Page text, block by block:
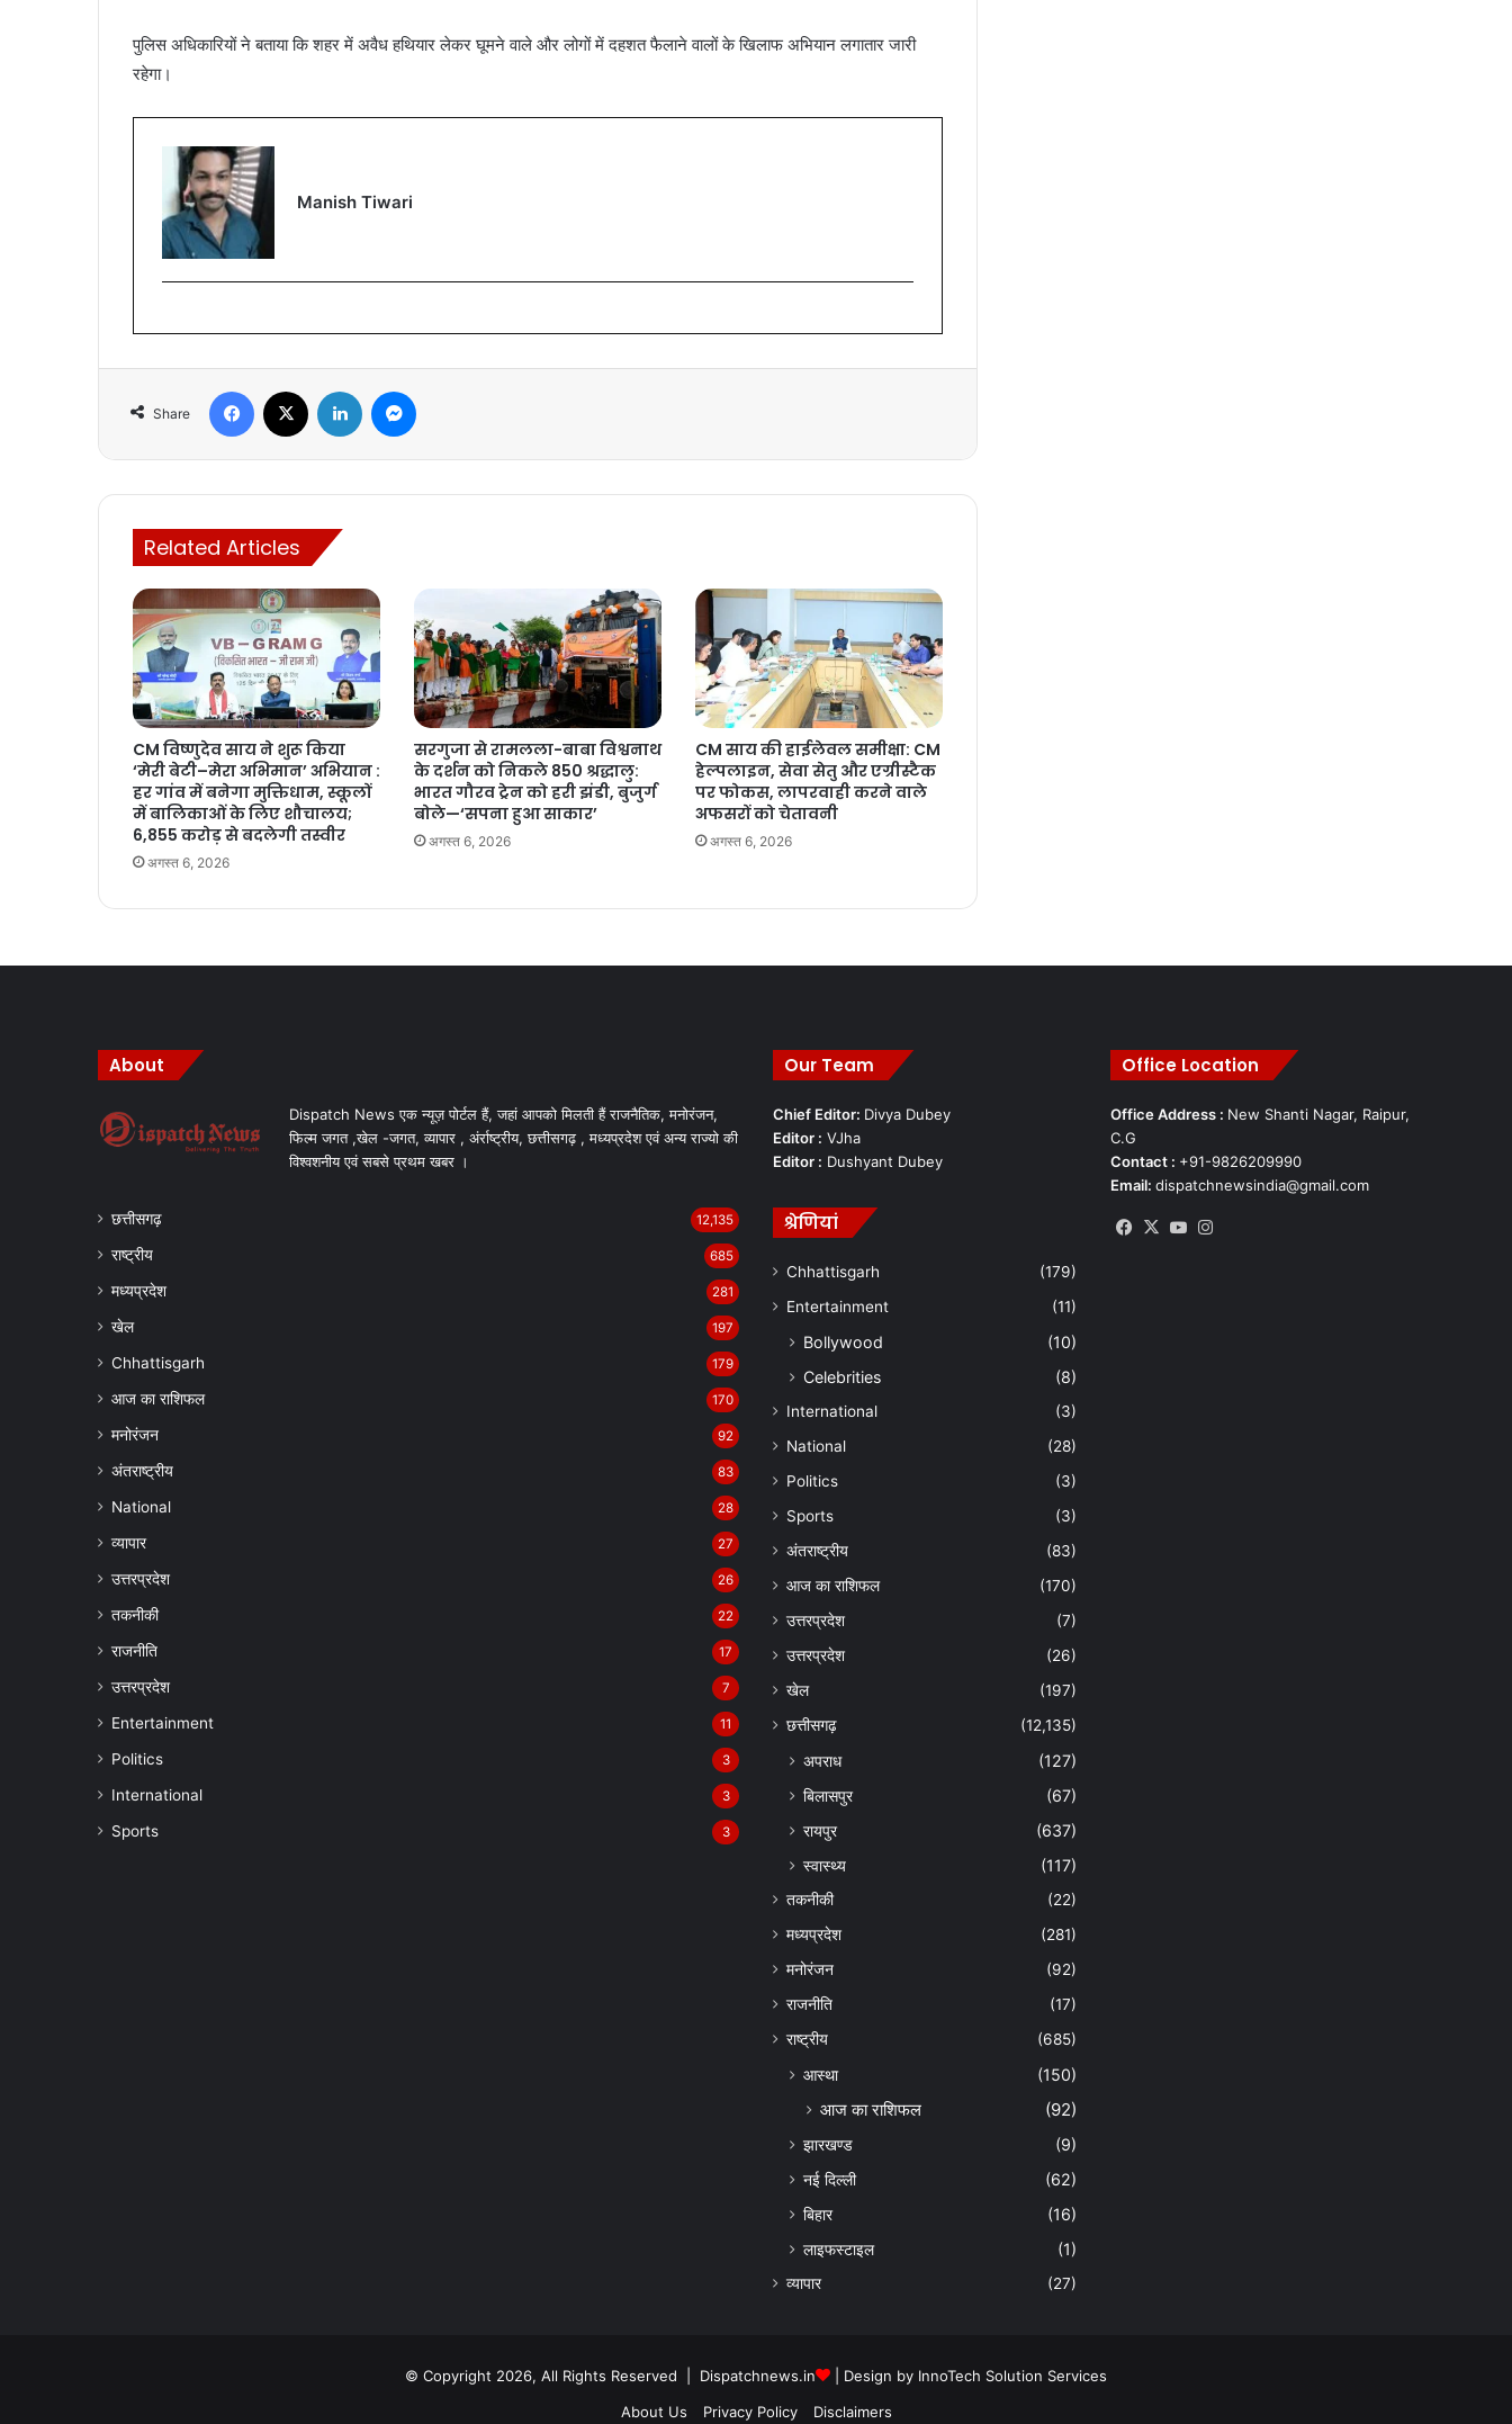
पुलिस अधिकारियों ने बताया कि शहर में अवैध हथियार लेकर घूमने वाले और लोगों में दहशत फैलाने वालों के खिलाफ अभियान लगातार जारी
रहेगा।
Manish Tiwari
Share
Facebook LinkedIn
Related Articles
CM विष्णुदेव साय ने शुरू किया
‘मेरी बेटी–मेरा अभिमान’ अभियान :
हर गांव में बनेगा मुक्तिधाम, स्कूलों
में बालिकाओं के लिए शौचालय;
6,855 करोड़ से बदलेगी तस्वीर
अगस्त 6, 2026
सरगुजा से रामलला-बाबा विश्वनाथ
के दर्शन को निकले 850 श्रद्धालु:
भारत गौरव ट्रेन को हरी झंडी, बुजुर्ग
बोले—‘सपना हुआ साकार’
अगस्त 6, 2026
CM साय की हाईलेवल समीक्षा: CM
हेल्पलाइन, सेवा सेतु और एग्रीस्टैक
पर फोकस, लापरवाही करने वाले
अफसरों को चेतावनी
अगस्त 6, 2026
About
Dispatch News एक न्यूज़ पोर्टल हैं, जहां आपको मिलती हैं राजनैतिक, मनोरंजन,
फिल्म जगत ,खेल -जगत, व्यापार , अंर्राष्ट्रीय, छत्तीसगढ़ , मध्यप्रदेश एवं अन्य राज्यो की
विश्वशनीय एवं सबसे प्रथम खबर ।
छत्तीसगढ़ 12,135
राष्ट्रीय 685
मध्यप्रदेश 281
खेल 197
Chhattisgarh 179
आज का राशिफल 170
मनोरंजन 92
अंतराष्ट्रीय 83
National 28
व्यापार 27
उत्तरप्रदेश 26
तकनीकी 22
राजनीति 17
उत्तरप्रदेश 7
Entertainment 11
Politics 3
International 3
Sports 3
Our Team
Chief Editor: Divya Dubey
Editor : VJha
Editor : Dushyant Dubey
श्रेणियां
Chhattisgarh
(179)
Entertainment
(11)
Bollywood
(10)
Celebrities
(8)
International
(3)
National
(28)
Politics
(3)
Sports
(3)
अंतराष्ट्रीय
(83)
आज का राशिफल
(170)
उत्तरप्रदेश
(7)
उत्तरप्रदेश
(26)
खेल
(197)
छत्तीसगढ़
(12,135)
अपराध
(127)
बिलासपुर
(67)
रायपुर
(637)
स्वास्थ्य
(117)
तकनीकी
(22)
मध्यप्रदेश
(281)
मनोरंजन
(92)
राजनीति
(17)
राष्ट्रीय
(685)
आस्था (150)
आज का राशिफल (92)
झारखण्ड
(9)
नई दिल्ली
(62)
बिहार
(16)
लाइफस्टाइल
(1)
व्यापार (27)
Office Location
Office Address : New Shanti Nagar, Raipur,
C.G
Contact : +91-9826209990
Email: dispatchnewsindia@gmail.com
Facebook
X YouTube
© Copyright 2026, All Rights Reserved | Dispatchnews.in | Design by InnoTech Solution Services
About Us
Privacy Policy Disclaimers